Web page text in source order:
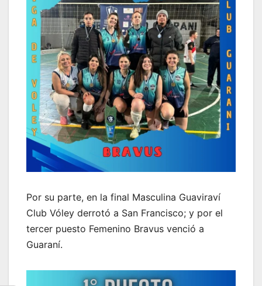
Por su parte, en la final Masculina Guaviraví
Club Vóley derrotó a San Francisco; y por el
tercer puesto Femenino Bravus venció a
Guaraní.